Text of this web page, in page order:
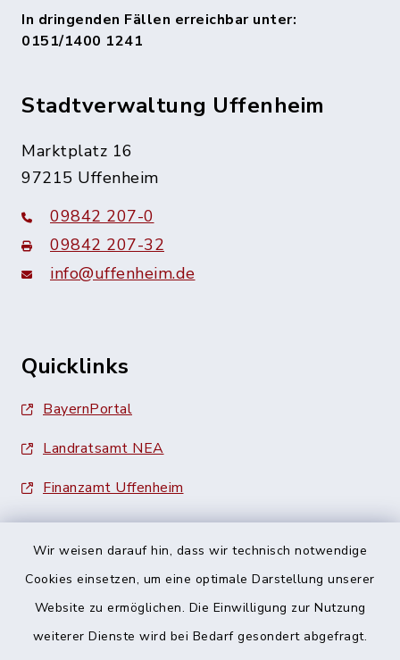
Wir weisen darauf hin, dass wir technisch notwendige
Cookies einsetzen, um eine optimale Darstellung unserer
Website zu ermöglichen. Die Einwilligung zur Nutzung
weiterer Dienste wird bei Bedarf gesondert abgefragt.
In dringenden Fällen erreichbar unter:
0151/1400 1241
Stadtverwaltung Uffenheim
Marktplatz 16
97215 Uffenheim
09842 207-0
09842 207-32
info@uffenheim.de
Quicklinks
BayernPortal
Landratsamt NEA
Finanzamt Uffenheim